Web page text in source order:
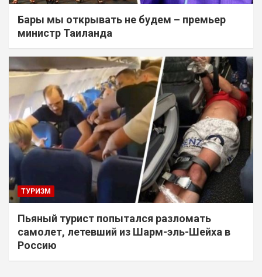
Бары мы открывать не будем – премьер
министр Таиланда
ТУРИЗМ
Пьяный турист попытался разломать
самолет, летевший из Шарм-эль-Шейха в
Россию